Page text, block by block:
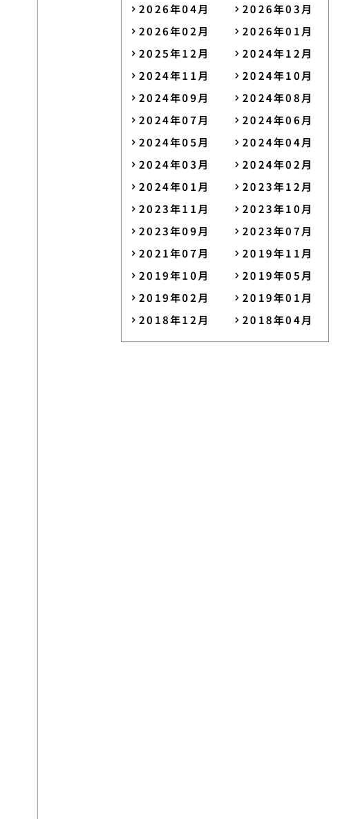
2026年04月
2026年03月
2026年02月
2026年01月
2025年12月
2024年12月
2024年11月
2024年10月
2024年09月
2024年08月
2024年07月
2024年06月
2024年05月
2024年04月
2024年03月
2024年02月
2024年01月
2023年12月
2023年11月
2023年10月
2023年09月
2023年07月
2021年07月
2019年11月
2019年10月
2019年05月
2019年02月
2019年01月
2018年12月
2018年04月